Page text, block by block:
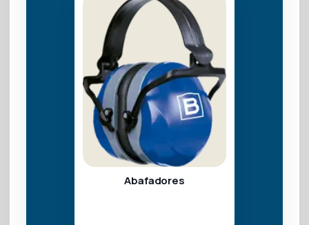
Abafadores